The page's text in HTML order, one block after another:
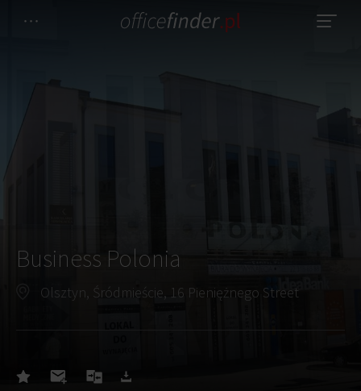
Business Polonia
Olsztyn, Śródmieście, 16 Pieniężnego Street